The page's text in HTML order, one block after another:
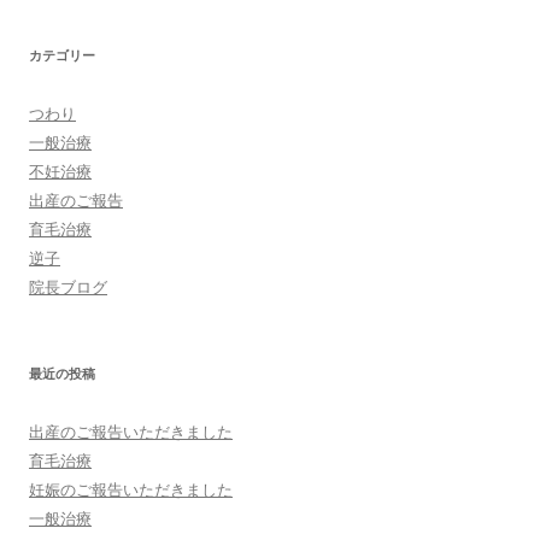
カテゴリー
つわり
一般治療
不妊治療
出産のご報告
育毛治療
逆子
院長ブログ
最近の投稿
出産のご報告いただきました
育毛治療
妊娠のご報告いただきました
一般治療